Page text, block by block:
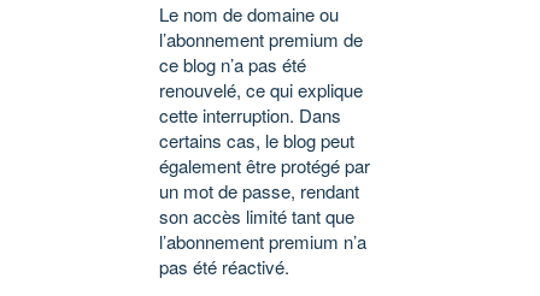
Le nom de domaine ou
l’abonnement premium de
ce blog n’a pas été
renouvelé, ce qui explique
cette interruption. Dans
certains cas, le blog peut
également être protégé par
un mot de passe, rendant
son accès limité tant que
l’abonnement premium n’a
pas été réactivé.